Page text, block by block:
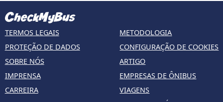
TERMOS LEGAIS
PROTEÇÃO DE DADOS
SOBRE NÓS
IMPRENSA
CARREIRA
METODOLOGIA
CONFIGURAÇÃO DE COOKIES
ARTIGO
EMPRESAS DE ÔNIBUS
VIAGENS